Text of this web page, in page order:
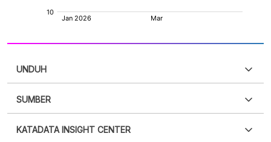
UNDUH
XLS
SUMBER
punya akun?Silakan Daftar sekarang
KATADATA INSIGHT CENTER